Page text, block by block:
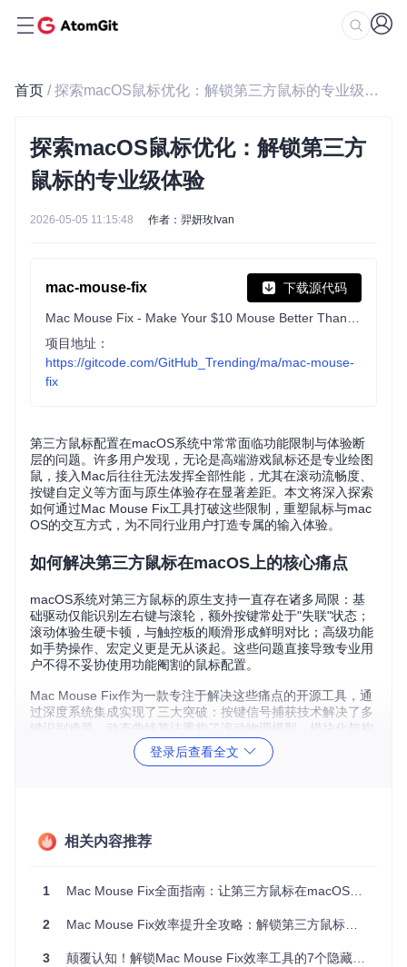
首页 / 探索macOS鼠标优化：解锁第三方鼠标的专业级体验
探索macOS鼠标优化：解锁第三方
鼠标的专业级体验
2026-05-05 11:15:48 作者：羿妍玫Ivan
mac-mouse-fix 下载源代码
项目地址：
https://gitcode.com/GitHub_Trending/ma/mac-mouse-
fix
第三方鼠标配置在macOS系统中常常面临功能限制与体验断
层的问题。许多用户发现，无论是高端游戏鼠标还是专业绘图
鼠，接入Mac后往往无法发挥全部性能，尤其在滚动流畅度、
按键自定义等方面与原生体验存在显著差距。本文将深入探索
如何通过Mac Mouse Fix工具打破这些限制，重塑鼠标与mac
OS的交互方式，为不同行业用户打造专属的输入体验。
如何解决第三方鼠标在macOS上的核心痛点
macOS系统对第三方鼠标的原生支持一直存在诸多局限：基
础驱动仅能识别左右键与滚轮，额外按键常处于"失联"状态；
滚动体验生硬卡顿，与触控板的顺滑形成鲜明对比；高级功能
如手势操作、宏定义更是无从谈起。这些问题直接导致专业用
户不得不妥协使用功能阉割的鼠标配置。
Mac Mouse Fix作为一款专注于解决这些痛点的开源工具，通
过深度系统集成实现了三大突破：按键信号捕获技术解决了多
键识别难题，动态曲线算法重构了滚动物理模型，模块化架构
支持无限扩展功能。当软件成功启动并捕获鼠标按键时，会显
示确认提示，标志着系统级控制通道已建立。
如何构建个性化鼠标控制中心
基础环境部署
cd
登录后查看全文
相关内容推荐
1 Mac Mouse Fix全面指南：让第三方鼠标在macOS上效能倍增
2 Mac Mouse Fix效率提升全攻略：解锁第三方鼠标专业级体验的使用技巧
3 颠覆认知！解锁Mac Mouse Fix效率工具的7个隐藏功能，让第三方鼠标性能飙升